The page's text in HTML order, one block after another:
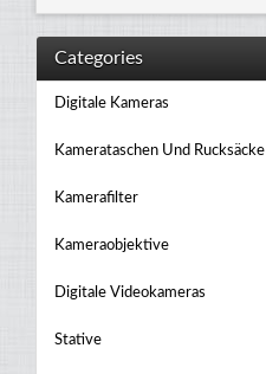
Categories
Digitale Kameras
Kamerataschen Und Rucksäcke
Kamerafilter
Kameraobjektive
Digitale Videokameras
Stative